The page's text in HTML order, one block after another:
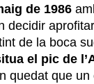
de 1986
decidir
de la boca
el pic de
quedat que un